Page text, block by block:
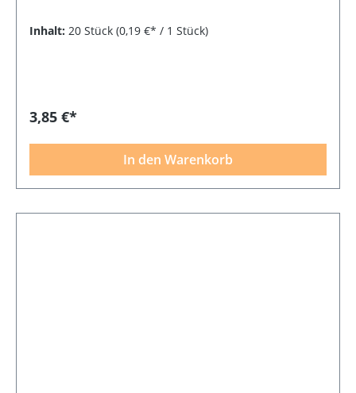
Inhalt: 20 Stück (0,19 €* / 1 Stück)
3,85 €*
In den Warenkorb